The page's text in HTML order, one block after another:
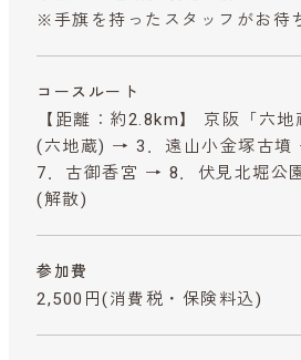
※手旗を持ったスタッフがお待
コースルート
【距離：約2.8km】 京阪「六
(六地蔵) → 3．遠山小金塚古
7．古御香宮 → 8．伏見北堀公
(解散)
参加費
2,500円 (消費税・保険料込)